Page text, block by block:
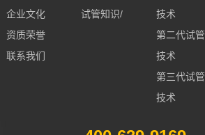
企业文化
资质荣誉
联系我们
试管知识/
技术
第二代试管
技术
第三代试管
技术